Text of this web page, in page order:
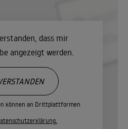
dass mir
angezeigt werden.
können an Drittplattformen